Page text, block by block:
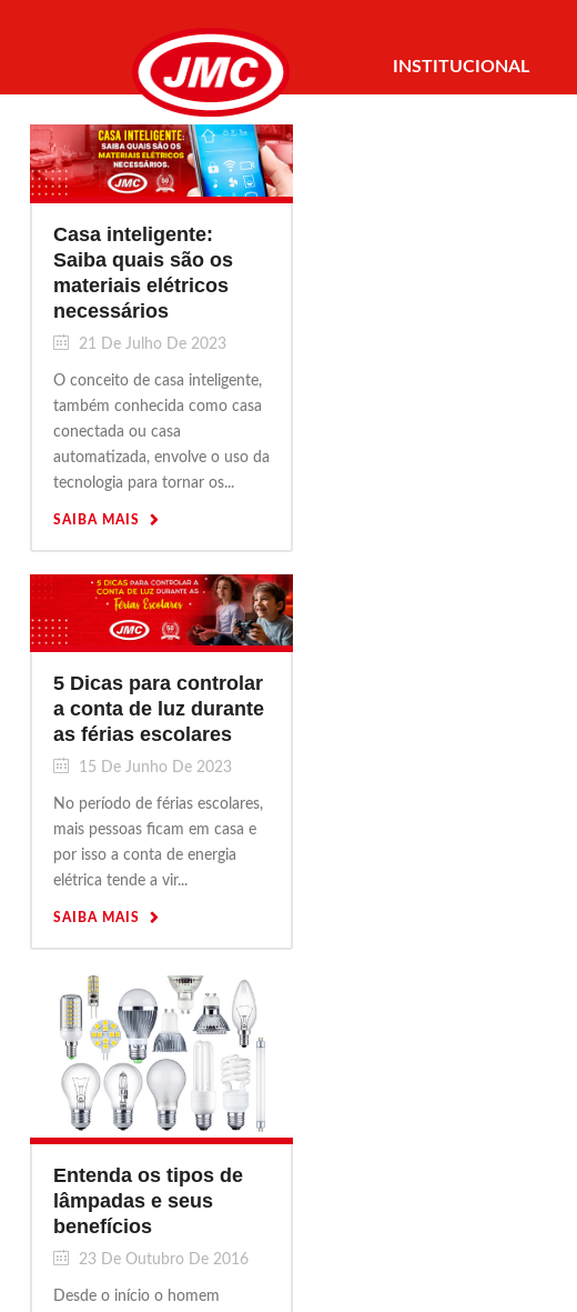
INSTITUCIONAL
Casa inteligente:
Saiba quais são os
materiais elétricos
necessários
21 De Julho De 2023
O conceito de casa inteligente,
também conhecida como casa
conectada ou casa
automatizada, envolve o uso da
tecnologia para tornar os...
SAIBA MAIS
5 Dicas para controlar
a conta de luz durante
as férias escolares
15 De Junho De 2023
No período de férias escolares,
mais pessoas ficam em casa e
por isso a conta de energia
elétrica tende a vir...
SAIBA MAIS
Entenda os tipos de
lâmpadas e seus
benefícios
23 De Outubro De 2016
Desde o início o homem